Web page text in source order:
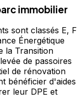
immobilier
sont classés E, F
Énergétique
la Transition
de passoires
de rénovation
bénéficier d'aides
leur DPE et